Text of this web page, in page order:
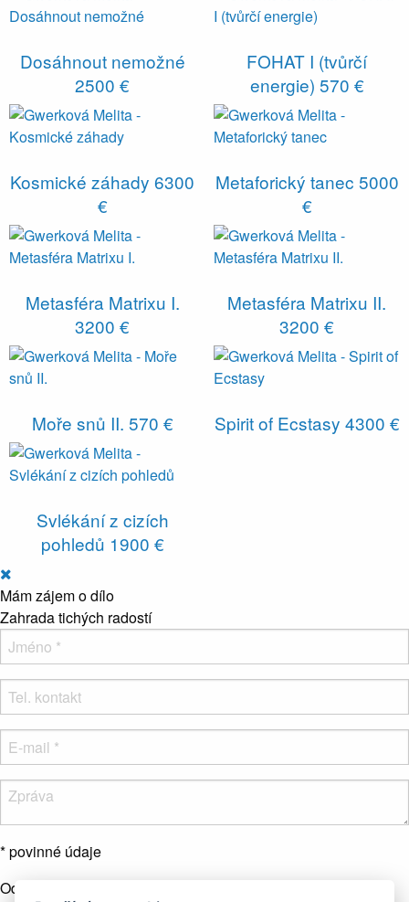
Dosáhnout nemožné
2500 €
FOHAT I (tvůrčí
energie) 570 €
Kosmické záhady 6300
€
Metaforický tanec 5000
€
Metasféra Matrixu I.
3200 €
Metasféra Matrixu II.
3200 €
Moře snů II. 570 € Spirit of Ecstasy 4300 €
Svlékání z cizích
pohledů 1900 €
Mám zájem o dílo
Zahrada tichých radostí
* povinné údaje
Odesláním formuláře souhlasíte se zpracováním osobních